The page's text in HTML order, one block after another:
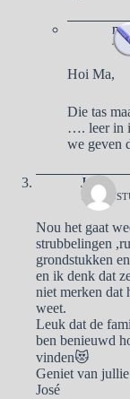
4
Hoi Ma,
Die tas
…. leer in
we geven
José
1
Nou het gaat
strubbelingen
grondstukken
en ik denk dat
niet merken dat
weet.
Leuk dat de
ben benieuwd
vinden😻
Geniet van
José